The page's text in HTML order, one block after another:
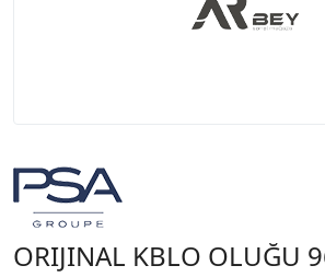
ORIJINAL KBLO OLUĞU